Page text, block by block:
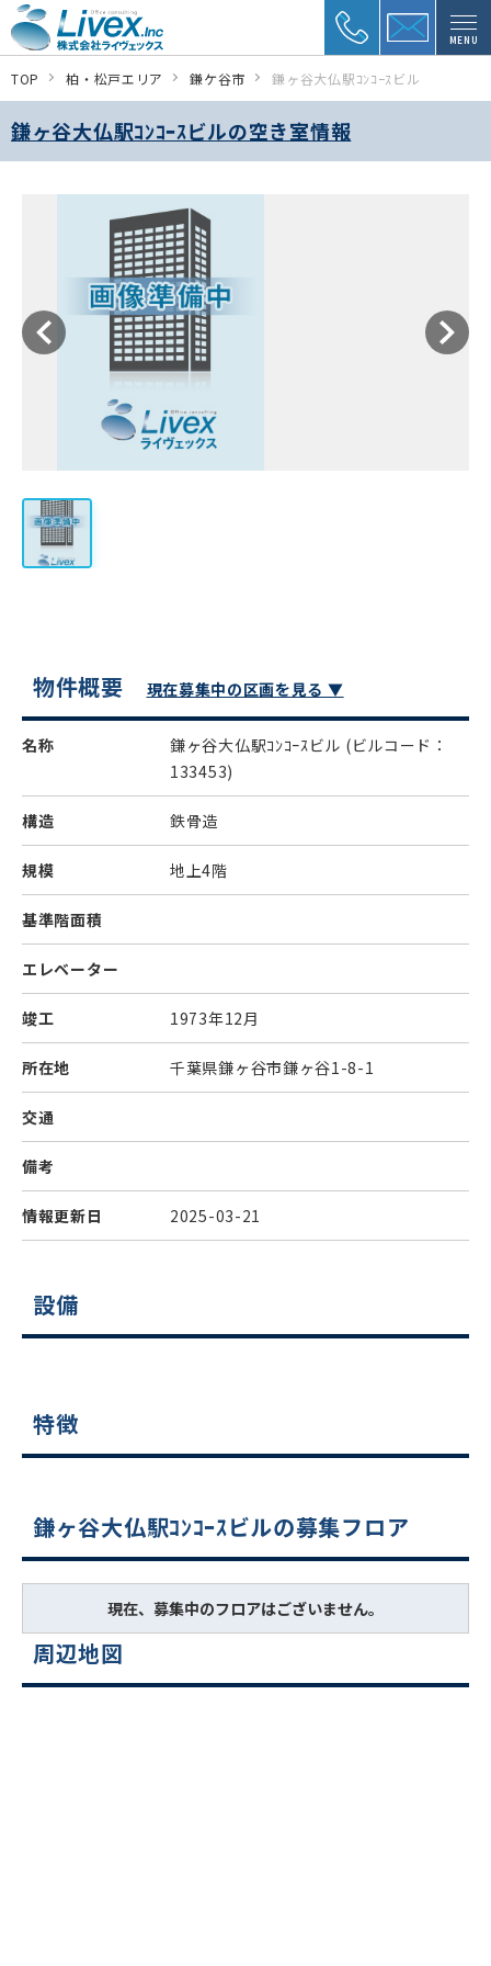
MENU
TOP 柏・松戸エリア 鎌ケ谷市 鎌ヶ谷大仏駅ｺﾝｺｰｽビル
鎌ヶ谷大仏駅ｺﾝｺｰｽビルの空き室情報
物件概要 現在募集中の区画を見る ▼
名称 鎌ヶ谷大仏駅ｺﾝｺｰｽビル (ビルコード：
133453)
構造 鉄骨造
規模 地上4階
基準階面積
エレベーター
竣工 1973年12月
所在地 千葉県鎌ヶ谷市鎌ヶ谷1-8-1
交通
備考
情報更新日 2025-03-21
設備
特徴
鎌ヶ谷大仏駅ｺﾝｺｰｽビルの募集フロア
現在、募集中のフロアはございません。
周辺地図